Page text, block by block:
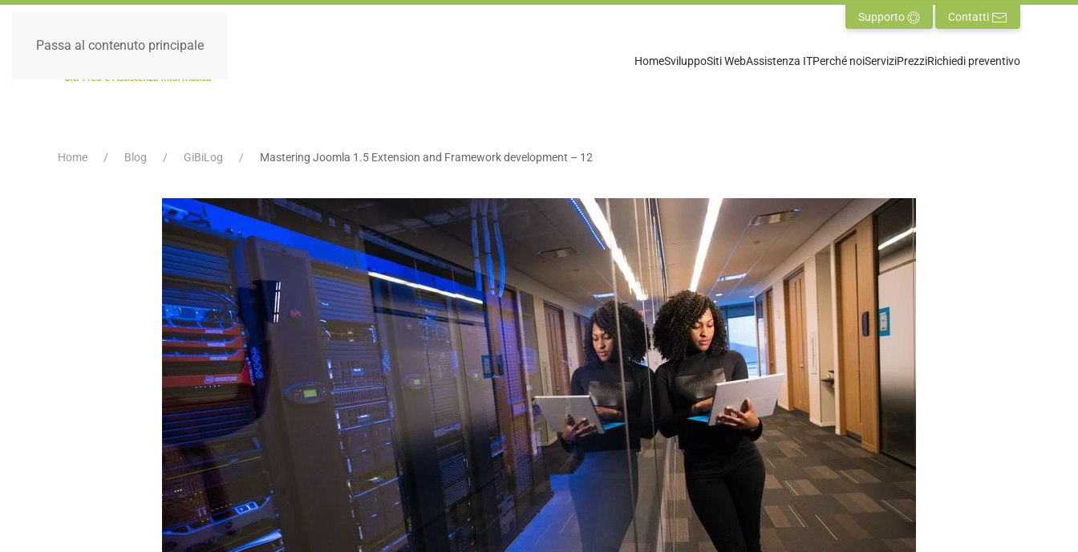
Passa al contenuto principale
Supporto Contatti
HomeSviluppoSiti WebAssistenza ITPerché noiServiziPrezziRichiedi preventivo
Home Blog GiBiLog Mastering Joomla 1.5 Extension and Framework development – 12